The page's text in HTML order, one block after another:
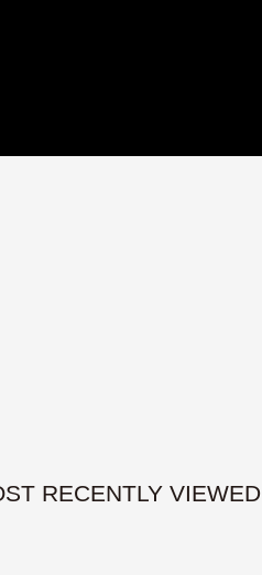
RECENTLY VIEWED